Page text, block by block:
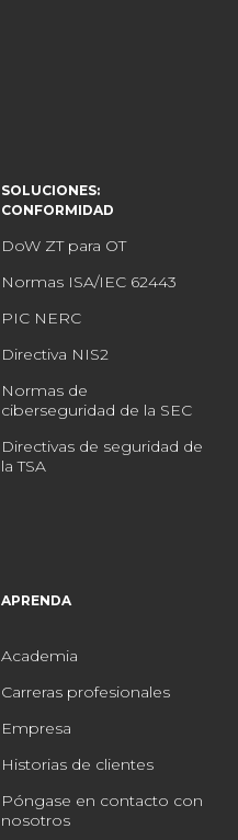
SOLUCIONES:
CONFORMIDAD
DoW ZT para OT
Normas ISA/IEC 62443
PIC NERC
Directiva NIS2
Normas de
ciberseguridad de la SEC
Directivas de seguridad de
la TSA
APRENDA
Academia
Carreras profesionales
Empresa
Historias de clientes
Póngase en contacto con
nosotros